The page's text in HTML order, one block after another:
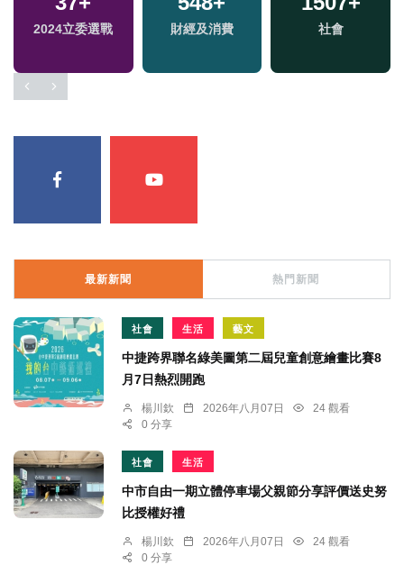
2024立委選戰 財經及消費 社會
最新新聞 熱門新聞
社會 生活 藝文
中捷跨界聯名綠美圖第二屆兒童創意繪畫比賽8
月7日熱烈開跑
楊川欽 2026年八月07日
24 觀看
0 分享
社會 生活
中市自由一期立體停車場父親節分享評價送史努
比授權好禮
楊川欽 2026年八月07日
24 觀看
0 分享